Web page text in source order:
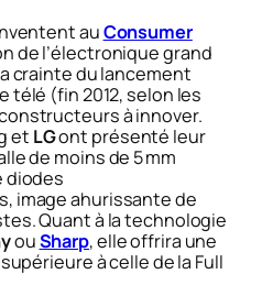
auConsumer
de l’électronique grand
crainte du lancement
télé (fin 2012, selon les
à innover.
et LGont présenté leur
de moins de 5 mm
diodes
image ahurissante de
Quant à la technologie
ouSharp, elle offrira une
à celle de la Full